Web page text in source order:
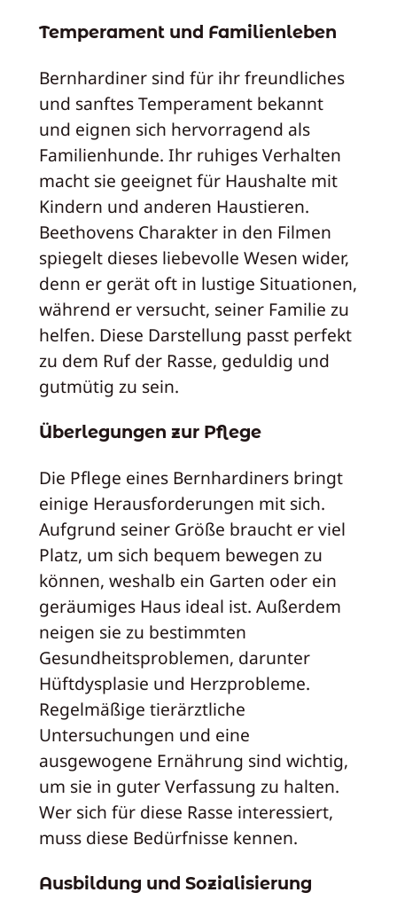
Temperament und Familienleben
Bernhardiner sind für ihr freundliches
und sanftes Temperament bekannt
und eignen sich hervorragend als
Familienhunde. Ihr ruhiges Verhalten
macht sie geeignet für Haushalte mit
Kindern und anderen Haustieren.
Beethovens Charakter in den Filmen
spiegelt dieses liebevolle Wesen wider,
denn er gerät oft in lustige Situationen,
während er versucht, seiner Familie zu
helfen. Diese Darstellung passt perfekt
zu dem Ruf der Rasse, geduldig und
gutmütig zu sein.
Überlegungen zur Pflege
Die Pflege eines Bernhardiners bringt
einige Herausforderungen mit sich.
Aufgrund seiner Größe braucht er viel
Platz, um sich bequem bewegen zu
können, weshalb ein Garten oder ein
geräumiges Haus ideal ist. Außerdem
neigen sie zu bestimmten
Gesundheitsproblemen, darunter
Hüftdysplasie und Herzprobleme.
Regelmäßige tierärztliche
Untersuchungen und eine
ausgewogene Ernährung sind wichtig,
um sie in guter Verfassung zu halten.
Wer sich für diese Rasse interessiert,
muss diese Bedürfnisse kennen.
Ausbildung und Sozialisierung